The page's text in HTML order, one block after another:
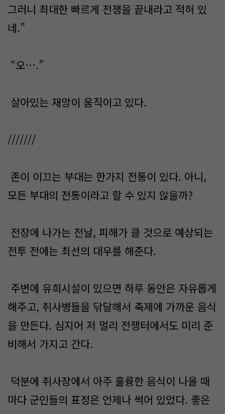
그러니 최대한 빠르게 전쟁을 끝내라고 적혀 있
네.”
“오….”
살아있는 재앙이 움직이고 있다.
///////
존이 이끄는 부대는 한가지 전통이 있다. 아니,
모든 부대의 전통이라고 할 수 있지 않을까?
전장에 나가는 전날, 피해가 클 것으로 예상되는
전투 전에는 최선의 대우를 해준다.
주변에 유희시설이 있으면 하루 동안은 자유롭게
해주고, 취사병들을 닦달해서 축제에 가까운 음식
을 만든다. 심지어 저 멀리 전쟁터에서도 미리 준
비해서 가지고 간다.
덕분에 취사장에서 아주 훌륭한 음식이 나올 때
마다 군인들의 표정은 언제나 썩어 있었다. 좋은